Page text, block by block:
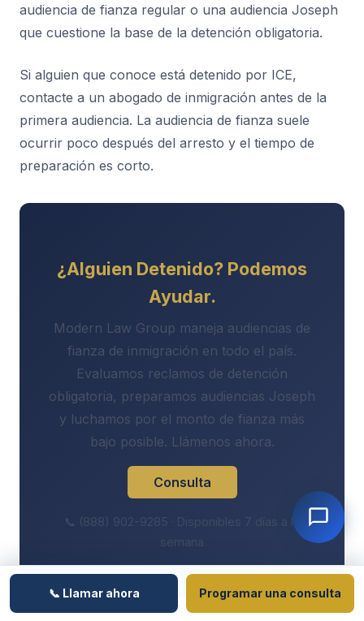
audiencia de fianza regular o una audiencia Joseph
que cuestione la base de la detención obligatoria.
Si alguien que conoce está detenido por ICE,
contacte a un abogado de inmigración antes de la
primera audiencia. La audiencia de fianza suele
ocurrir poco después del arresto y el tiempo de
preparación es corto.
¿Alguien Detenido? Podemos
Ayudar.
Modern Law Group maneja audiencias de
fianza de inmigración en todo el país.
Evaluamos reclamos de detención
obligatoria, preparamos audiencias Joseph
y luchamos por el monto de fianza más
bajo posible. Llámenos ahora.
Consulta
📞 (888) 902-9285 · Disponibles 7 días a la
semana
📞 Llamar ahora Programar una consulta